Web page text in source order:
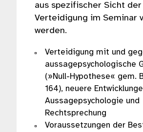
aus spezifischer Sicht der
Verteidigung im Seminar
werden.
Verteidigung mit und
aussagepsychologische
(»Null-Hypothese« gem.
164), neuere
Aussagepsychologie und
Rechtsprechung
Voraussetzungen der